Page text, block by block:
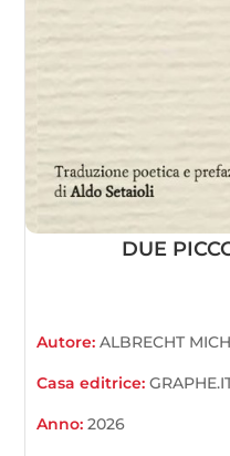
DUE
Autore:ALBRECHT
Casa editrice:
Anno:2026